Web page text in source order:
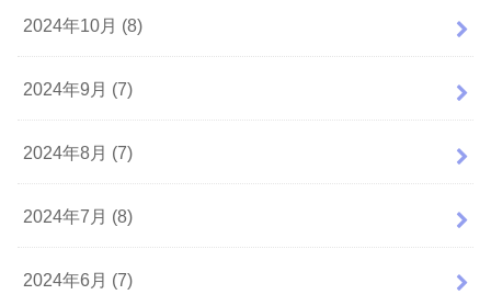
2024年10月 (8)
2024年9月 (7)
2024年8月 (7)
2024年7月 (8)
2024年6月 (7)